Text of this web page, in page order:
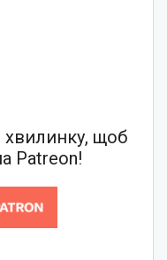
щоб
Patreon!